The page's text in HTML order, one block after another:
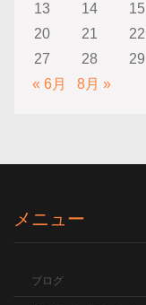
13
14 15
20
21 22
27
28 29
« 6月
8月 »
メニュー
ブログ